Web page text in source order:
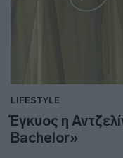
LIFESTYLE
Έγκυος η
Bachelor»